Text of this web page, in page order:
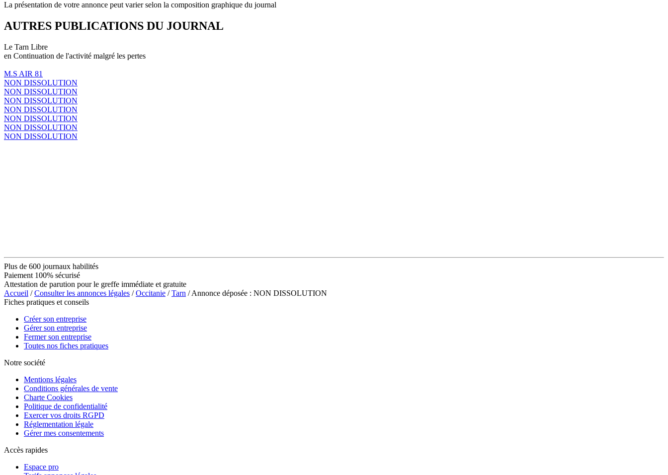
La présentation de votre annonce peut varier selon la composition graphique du journal
AUTRES PUBLICATIONS DU JOURNAL
Le Tarn Libre
en Continuation de l'activité malgré les pertes
M.S AIR 81
NON DISSOLUTION
NON DISSOLUTION
NON DISSOLUTION
NON DISSOLUTION
NON DISSOLUTION
NON DISSOLUTION
NON DISSOLUTION
Plus de 600 journaux habilités
Paiement 100% sécurisé
Attestation de parution pour le greffe immédiate et gratuite
Accueil /Consulter les annonces légales /Occitanie /Tarn / Annonce déposée : NON DISSOLUTION
Fiches pratiques et conseils
Créer son entreprise
Gérer son entreprise
Fermer son entreprise
Toutes nos fiches pratiques
Notre société
Mentions légales
Conditions générales de vente
Charte Cookies
Politique de confidentialité
Exercer vos droits RGPD
Réglementation légale
Gérer mes consentements
Accès rapides
Espace pro